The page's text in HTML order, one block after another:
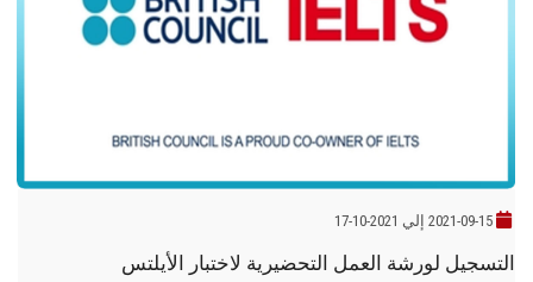
2021-09-15 إلي 2021-10-17
التسجيل لورشة العمل التحضيرية لاختبار الأيلتس